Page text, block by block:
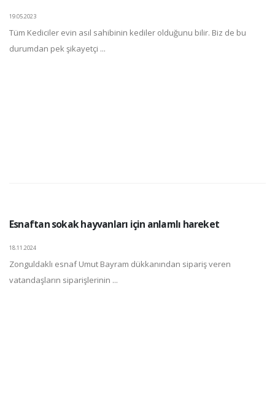
19.05.2023
Tüm Kediciler evin asıl sahibinin kediler olduğunu bilir. Biz de bu
durumdan pek şikayetçi ...
Esnaftan sokak hayvanları için anlamlı hareket
18.11.2024
Zonguldaklı esnaf Umut Bayram dükkanından sipariş veren
vatandaşların siparişlerinin ...